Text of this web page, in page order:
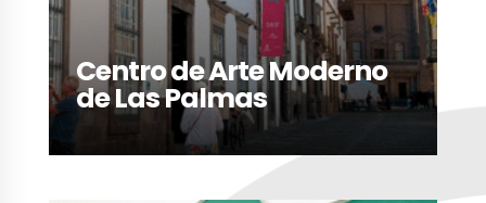
Centro de Arte Moderno
de Las Palmas